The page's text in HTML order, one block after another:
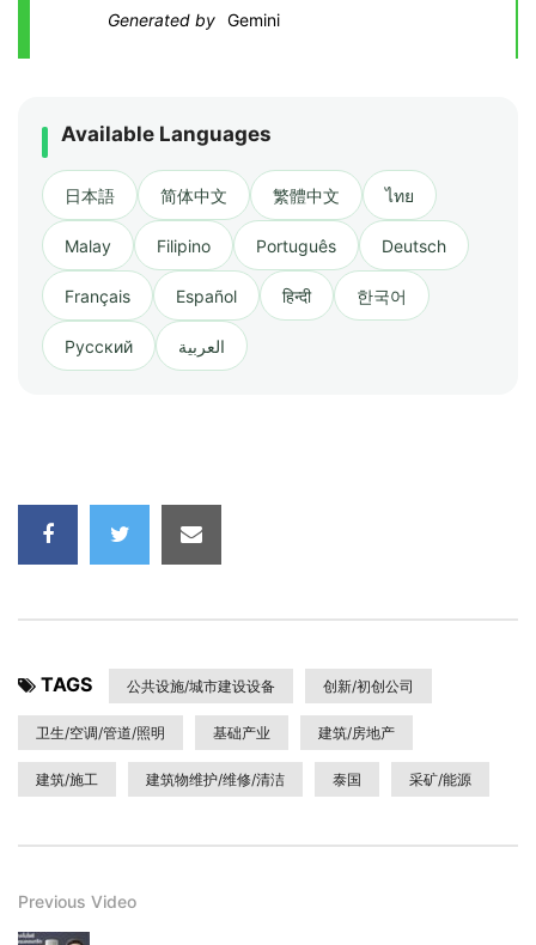
Generated by Gemini
Available Languages
日本語 简体中文 繁體中文 ไทย
Malay Filipino Português Deutsch
Français Español हिन्दी 한국어
Русский العربية
TAGS 公共设施/城市建设设备 创新/初创公司
卫生/空调/管道/照明 基础产业 建筑/房地产
建筑/施工 建筑物维护/维修/清洁 泰国 采矿/能源
Previous Video